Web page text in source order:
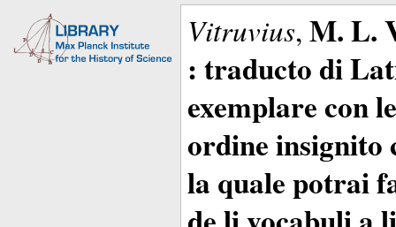
Vitruvius, M. L.
: traducto di
exemplare con
ordine insignito
la quale potrai